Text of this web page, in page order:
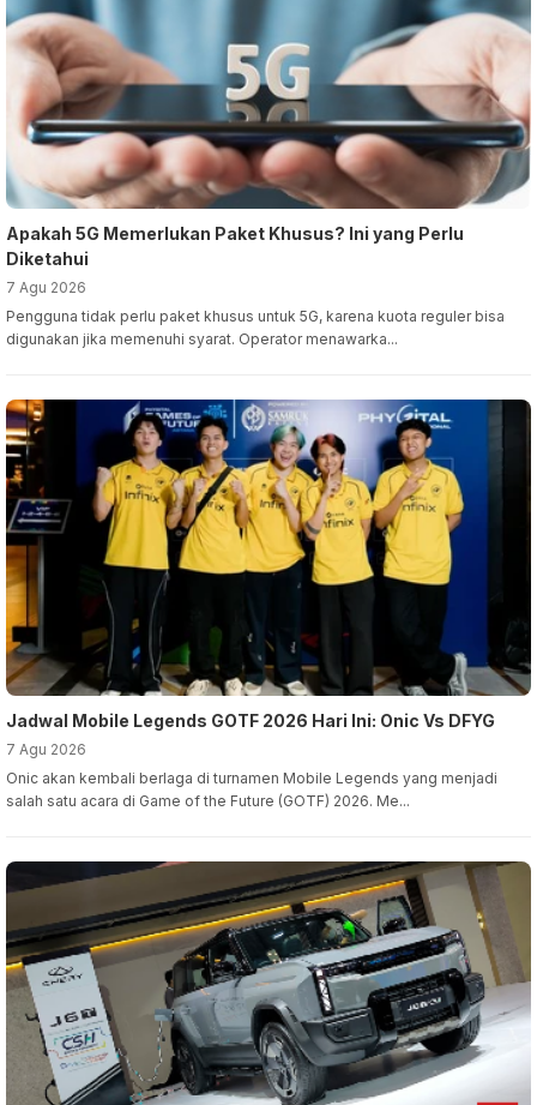
Apakah 5G Memerlukan Paket Khusus? Ini yang Perlu
Diketahui
7 Agu 2026
Pengguna tidak perlu paket khusus untuk 5G, karena kuota reguler bisa
digunakan jika memenuhi syarat. Operator menawarka...
Jadwal Mobile Legends GOTF 2026 Hari Ini: Onic Vs DFYG
7 Agu 2026
Onic akan kembali berlaga di turnamen Mobile Legends yang menjadi
salah satu acara di Game of the Future (GOTF) 2026. Me...